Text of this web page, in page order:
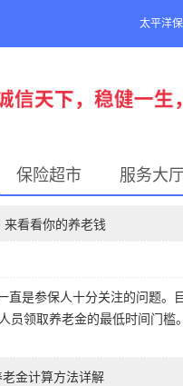
太平洋
保险超市 服务大
看看你的养老钱
直是参保人十分关注的问题
员领取养老金的最低时间门
金计算方法详解